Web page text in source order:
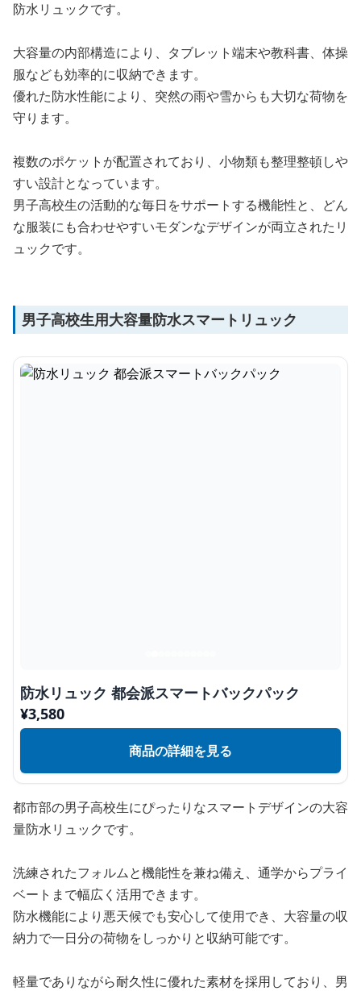
防水リュックです。
大容量の内部構造により、タブレット端末や教科書、体操
服なども効率的に収納できます。
優れた防水性能により、突然の雨や雪からも大切な荷物を
守ります。
複数のポケットが配置されており、小物類も整理整頓しや
すい設計となっています。
男子高校生の活動的な毎日をサポートする機能性と、どん
な服装にも合わせやすいモダンなデザインが両立されたリ
ュックです。
男子高校生用大容量防水スマートリュック
防水リュック 都会派スマートバックパック
¥3,580
商品の詳細を見る
都市部の男子高校生にぴったりなスマートデザインの大容
量防水リュックです。
洗練されたフォルムと機能性を兼ね備え、通学からプライ
ベートまで幅広く活用できます。
防水機能により悪天候でも安心して使用でき、大容量の収
納力で一日分の荷物をしっかりと収納可能です。
軽量でありながら耐久性に優れた素材を採用しており、男